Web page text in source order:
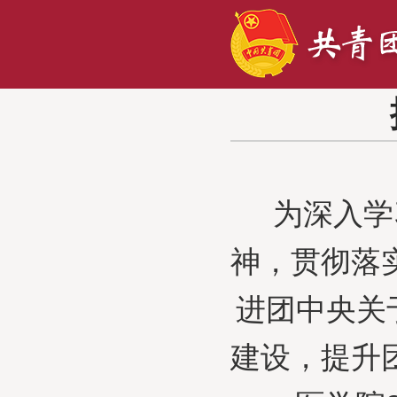
为深入
神，贯彻落
进团中央关
建设，提升